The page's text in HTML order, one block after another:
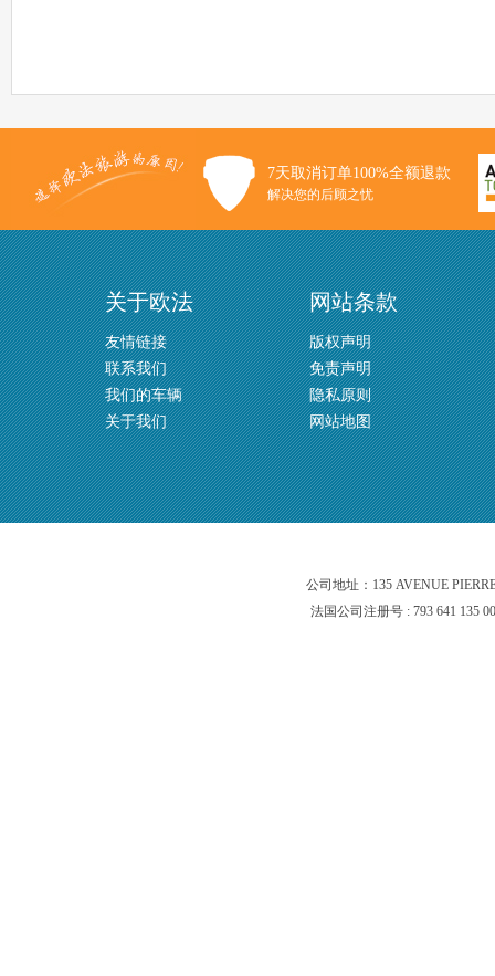
7天取消订单100%全额退款
解决您的后顾之忧
关于欧法
友情链接
联系我们
我们的车辆
关于我们
网站条款
版权声明
免责声明
隐私原则
网站地图
公司地址：135 AVENUE
法国公司注册号 : 793 641 135